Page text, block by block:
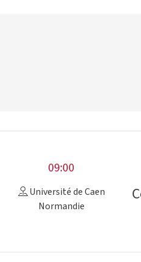
09:00
Université de Caen
Normandie